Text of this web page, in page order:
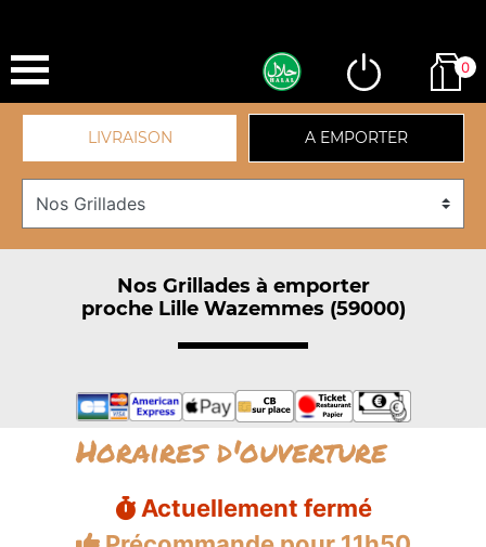
0
LIVRAISON A EMPORTER
Nos Grillades à emporter
proche Lille Wazemmes (59000)
Horaires d'ouverture
Actuellement fermé